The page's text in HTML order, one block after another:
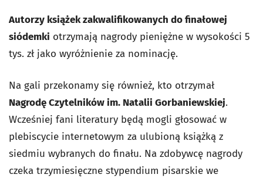
Autorzy książek zakwalifikowanych do finałowej
siódemki otrzymają nagrody pieniężne w wysokości 5
tys. zł jako wyróżnienie za nominację.
Na gali przekonamy się również, kto otrzymał
Nagrodę Czytelników im. Natalii Gorbaniewskiej.
Wcześniej fani literatury będą mogli głosować w
plebiscycie internetowym za ulubioną książką z
siedmiu wybranych do finału. Na zdobywcę nagrody
czeka trzymiesięczne stypendium pisarskie we